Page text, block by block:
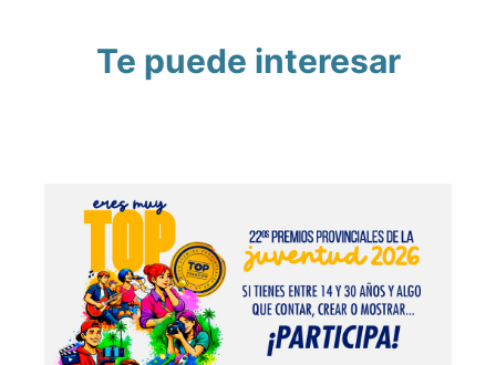
Te puede interesar